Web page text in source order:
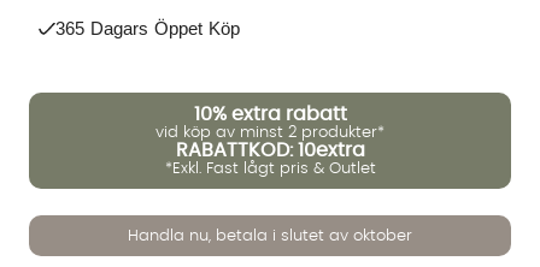
365 Dagars Öppet Köp
10% extra rabatt
vid köp av minst 2 produkter*
RABATTKOD: 10extra
*Exkl. Fast lågt pris & Outlet
Handla nu, betala i slutet av oktober
sparas i upp till 24 timmar för att kunna hjälpa dig. Vi delar
inte dina uppgifter med tredje part. Läs mer i vår